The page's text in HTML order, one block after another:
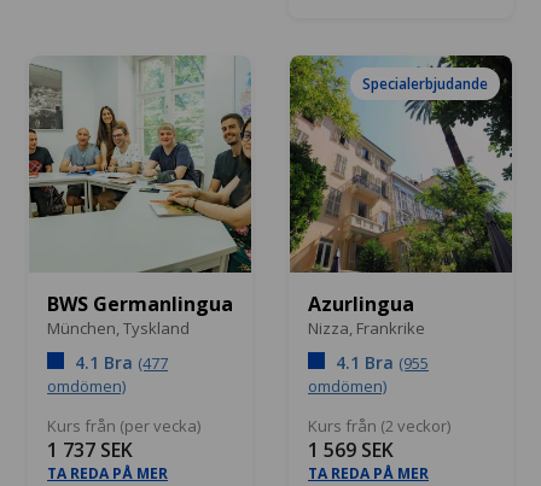
BWS Germanlingua
München, Tyskland
4.1 Bra (477
omdömen)
Kurs från (per vecka)
1 737 SEK
TA REDA PÅ MER
Specialerbjudande
Azurlingua
Nizza, Frankrike
4.1 Bra (955
omdömen)
Kurs från (2 veckor)
1 569 SEK
TA REDA PÅ MER